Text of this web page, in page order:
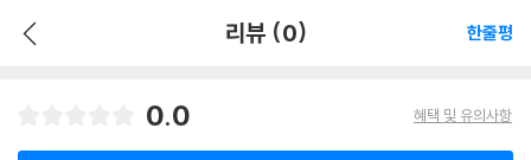
리뷰 (0) 한줄평
0.0 혜택 및 유의사항